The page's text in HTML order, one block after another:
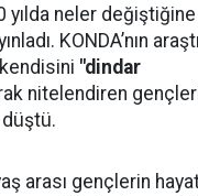
yılda neler
KONDA’nın
"dindar
nitelendiren
düştü.
arası gençlerin